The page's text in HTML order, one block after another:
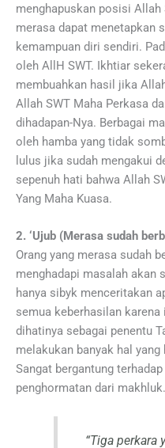
menghapuskan posisi
merasa dapat menetapkan
kemampuan diri sendiri.
oleh AllH SWT. Ikhtiar
membuahkan hasil jika
Allah SWT Maha Perkasa
dihadapan-Nya. Berbagai
oleh hamba yang tidak
lulus jika sudah mengakui
sepenuh hati bahwa Allah
Yang Maha Kuasa.
2. ‘Ujub (Merasa sudah
Orang yang merasa sudah
menghadapi masalah akan
hanya sibyk menceritakan
semua keberhasilan
dihatinya sebagai penentu
melakukan banyak hal
Sangat bergantung
penghormatan dari
“Tiga perkara